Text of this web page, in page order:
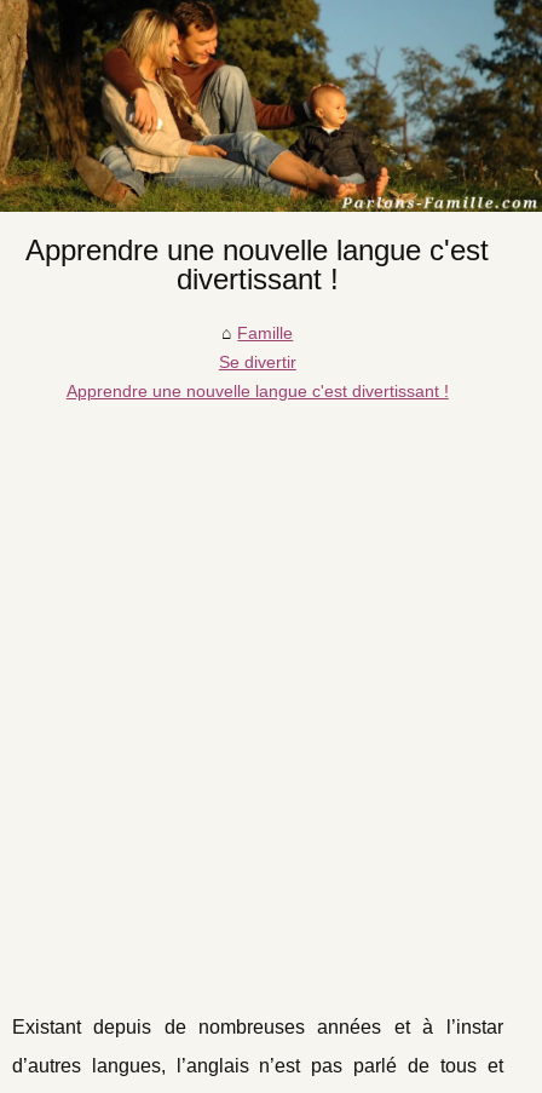
Apprendre une nouvelle langue c'est
divertissant !
Famille
Se divertir
Apprendre une nouvelle langue c'est divertissant !
Existant depuis de nombreuses années et à l’instar
d’autres langues, l’anglais n’est pas parlé de tous et